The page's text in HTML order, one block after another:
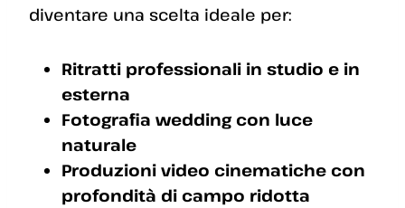
diventare una scelta ideale per:
Ritratti professionali in studio e in
esterna
Fotografia wedding con luce
naturale
Produzioni video cinematiche con
profondità di campo ridotta